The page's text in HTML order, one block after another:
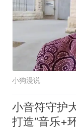
小狗漫说
小音符守护
打造“音乐+